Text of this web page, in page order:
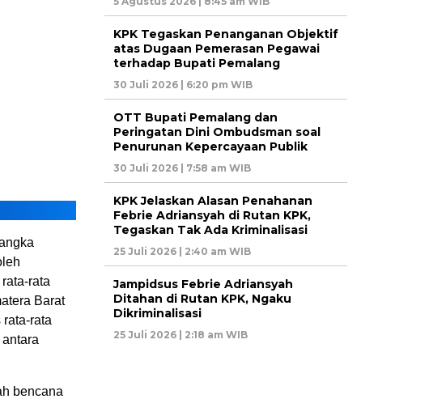
rata
Barat
rata
bencana
KPK Tegaskan Penanganan Objektif
atas Dugaan Pemerasan Pegawai
terhadap Bupati Pemalang
30 Juli 2026 | 6:20 pm WIB
OTT Bupati Pemalang dan
Peringatan Dini Ombudsman soal
Penurunan Kepercayaan Publik
30 Juli 2026 | 7:58 am WIB
KPK Jelaskan Alasan Penahanan
Febrie Adriansyah di Rutan KPK,
Tegaskan Tak Ada Kriminalisasi
25 Juli 2026 | 2:40 am WIB
Jampidsus Febrie Adriansyah
Ditahan di Rutan KPK, Ngaku
Dikriminalisasi
25 Juli 2026 | 2:18 am WIB